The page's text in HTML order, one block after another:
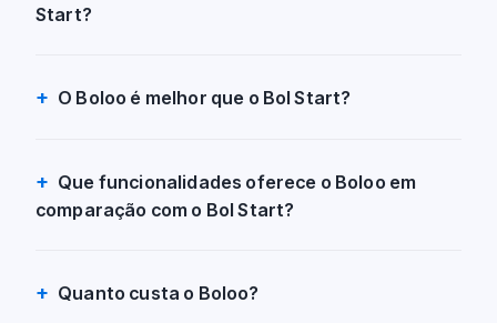
Start?
O Boloo é melhor que o Bol Start?
Que funcionalidades oferece o Boloo em
comparação com o Bol Start?
Quanto custa o Boloo?